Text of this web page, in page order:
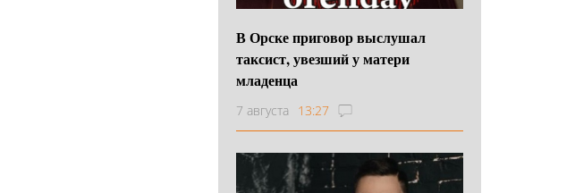
В Орске приговор выслушал
таксист, увезший у матери
младенца
7 августа 13:27